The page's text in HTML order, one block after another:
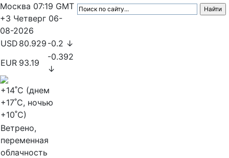
Москва 07:19 GMT
+3 Четверг 06-
08-2026
USD 80.929 -0.2 ↓
EUR 93.19
-0.392
↓
+14˚C (днем
+17˚C, ночью
+10˚C)
Ветрено,
переменная
облачность